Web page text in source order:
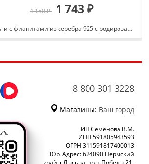
4 150 ₽ 1 743 ₽
Серьги с фианитами из серебра 925 с родированием 12100112040-501
8 800 301 3228
Магазины: Ваш город
ИП Семёнова В.М.
ИНН 591805943593
ОГРН 311591817400013
Юр. Адрес: 624090 Пермский